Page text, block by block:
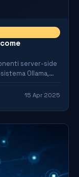
server-side
Ollama,
15 Apr 2025